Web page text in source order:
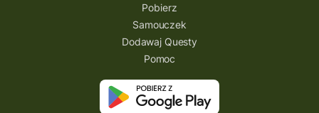
Hutniczy Ostrowiec
gry terenowe
gry edukacyjne
akademia questingu
zydzi życzenia
Pobierz
Samouczek
Dodawaj Questy
Pomoc